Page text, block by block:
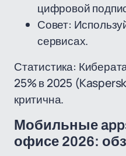
цифровой
Совет:
сервисах.
Статистика:
25% в 2025
критична.
Мобильные
офисе 2026: